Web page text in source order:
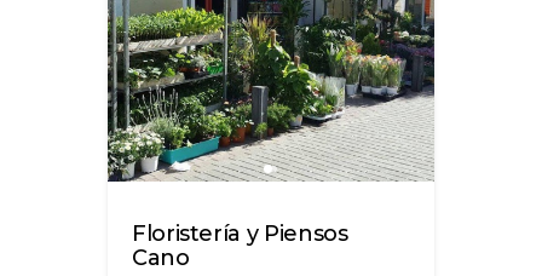
Floristería y Piensos
Cano